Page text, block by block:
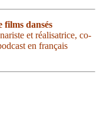
films dansés
et réalisatrice, co-
en français